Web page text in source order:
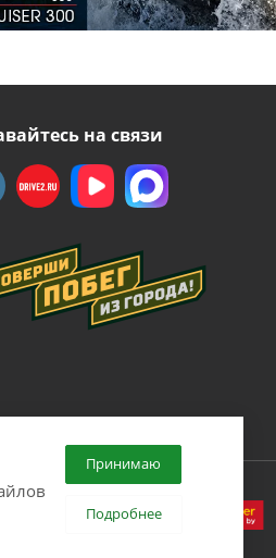
на связи
Принимаю
Подробнее